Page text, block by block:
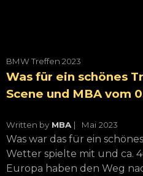
BMW Treffen 2023
Was für ein schönes
Scene und MBA vom
Written by MBA | Mai 2023
Was war das für ein
Wetter spielte mit und ca.
Europa haben den Weg